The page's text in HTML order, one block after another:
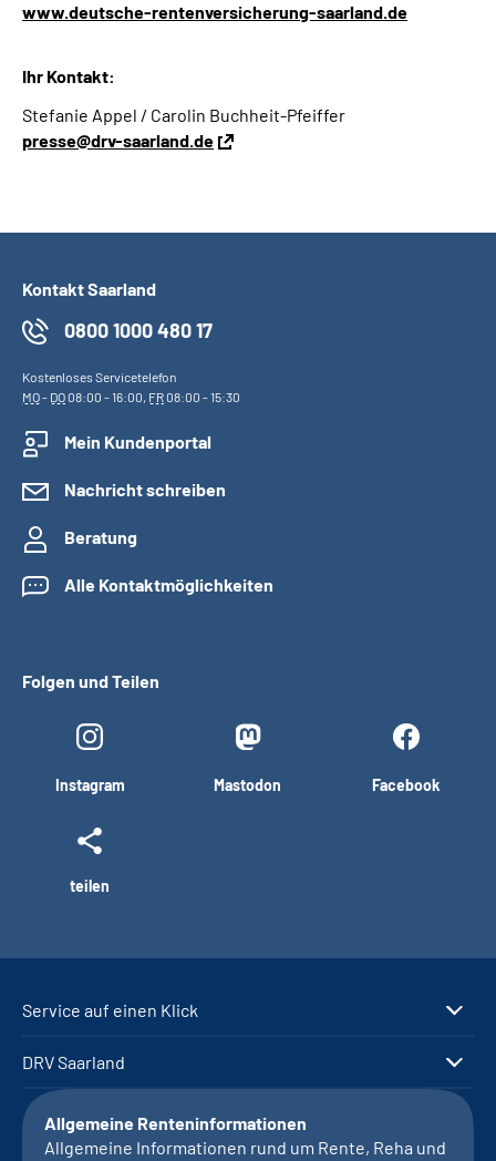
www.deutsche-rentenversicherung-saarland.de
Ihr Kontakt:
Stefanie Appel / Carolin Buchheit-Pfeiffer
presse@drv-saarland.de
Kontakt Saarland
0800 1000 480 17
Kostenloses Servicetelefon
MO- DO08:00 - 16:00, FR08:00 - 15:30
Mein Kundenportal
Nachricht schreiben
Beratung
Alle Kontaktmöglichkeiten
Folgen und Teilen
Instagram Mastodon Facebook
teilen
Service auf einen Klick
DRV Saarland
Allgemeine Renteninformationen
Allgemeine Informationen rund um Rente, Reha und